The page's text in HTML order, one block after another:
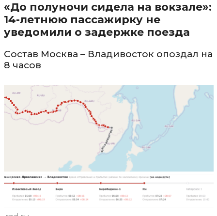
«До полуночи сидела на вокзале»:
14-летнюю пассажирку не
уведомили о задержке поезда
Состав Москва – Владивосток опоздал на
8 часов